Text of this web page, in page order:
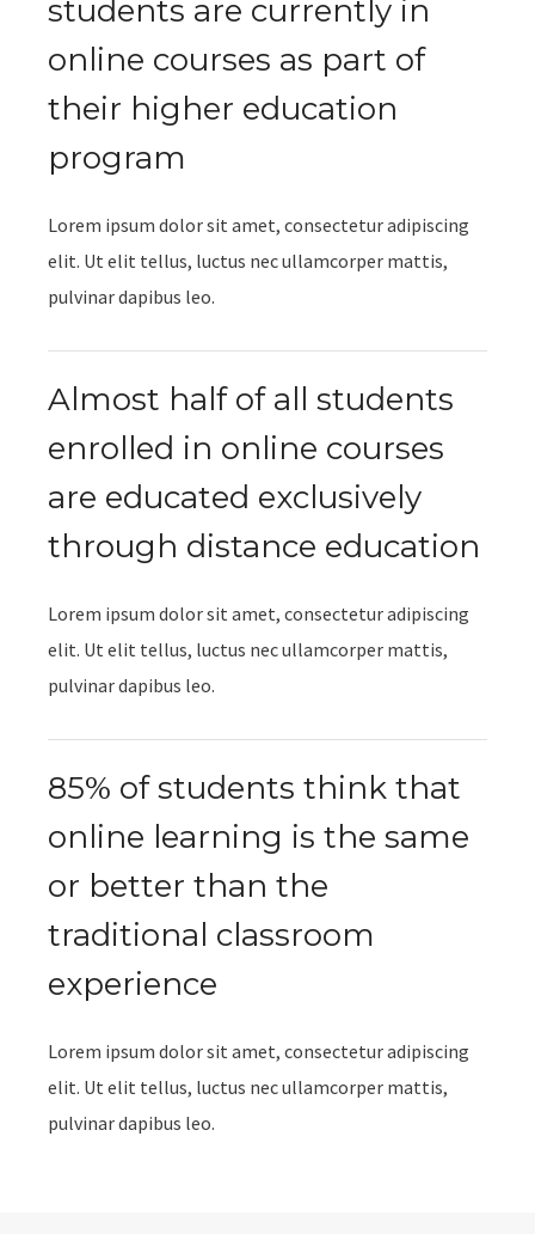
students are currently in
online courses as part of
their higher education
program
Lorem ipsum dolor sit amet, consectetur adipiscing
elit. Ut elit tellus, luctus nec ullamcorper mattis,
pulvinar dapibus leo.
Almost half of all students
enrolled in online courses
are educated exclusively
through distance education
Lorem ipsum dolor sit amet, consectetur adipiscing
elit. Ut elit tellus, luctus nec ullamcorper mattis,
pulvinar dapibus leo.
85% of students think that
online learning is the same
or better than the
traditional classroom
experience
Lorem ipsum dolor sit amet, consectetur adipiscing
elit. Ut elit tellus, luctus nec ullamcorper mattis,
pulvinar dapibus leo.